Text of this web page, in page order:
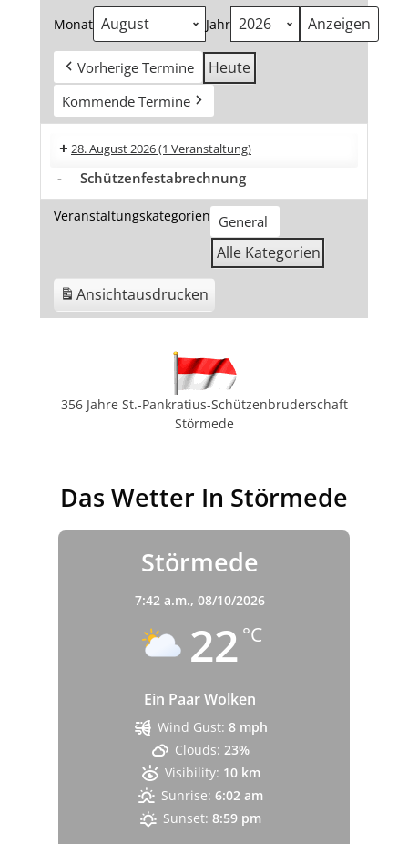
Monat Jahr
Vorherige Termine Heute
Kommende Termine
28. August 2026(1 Veranstaltung)
- Schützenfestabrechnung
Veranstaltungskategorien General
Alle Kategorien
Ansichtausdrucken
356 Jahre St.-Pankratius-Schützenbruderschaft
Störmede
Das Wetter In Störmede
Störmede
7:42 a.m., 08/10/2026
22 °C
Ein Paar Wolken
Wind Gust: 8 mph
Clouds: 23%
Visibility: 10 km
Sunrise: 6:02 am
Sunset: 8:59 pm